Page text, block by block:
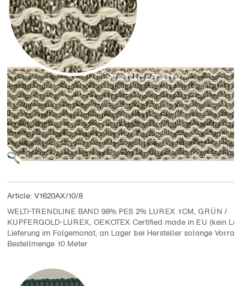
Article: V1620AX/10/8
WELTI-TRENDLINE BAND 98% PES 2% LUREX 1CM, GRÜN /
KUPFERGOLD-LUREX, OEKOTEX Certified made in EU (kein
Lieferung im Folgemonat, an Lager bei Hersteller solange Vorrat
Bestellmenge 10 Meter